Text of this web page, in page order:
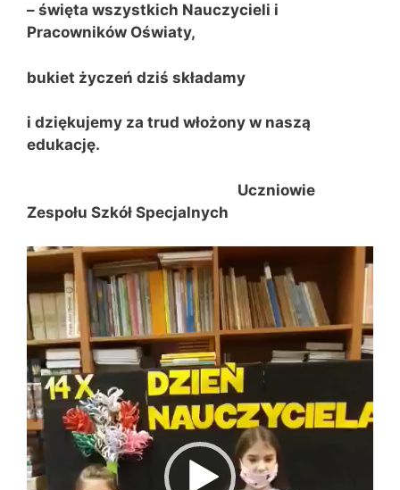
– święta wszystkich Nauczycieli i
Pracowników Oświaty,
bukiet życzeń dziś składamy
i dziękujemy za trud włożony w naszą
edukację.
Uczniowie
Zespołu Szkół Specjalnych
Odtwarzacz
video